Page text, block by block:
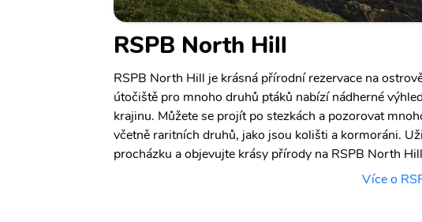
RSPB North Hill
RSPB North Hill je krásná přírodní rezervace na
útočiště pro mnoho druhů ptáků nabízí nádherné
krajinu. Můžete se projít po stezkách a pozorovat
včetně raritních druhů, jako jsou kolišti a kormoráni.
procházku a objevujte krásy přírody na RSPB North
Více o